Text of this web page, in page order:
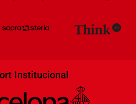
Institucional